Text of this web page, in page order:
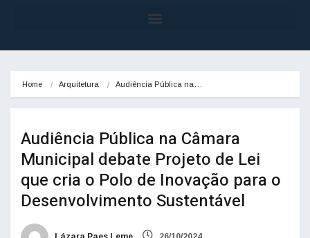
Home Arquitetura Audiência Pública na…
Audiência Pública na Câmara
Municipal debate Projeto de Lei
que cria o Polo de Inovação para o
Desenvolvimento Sustentável